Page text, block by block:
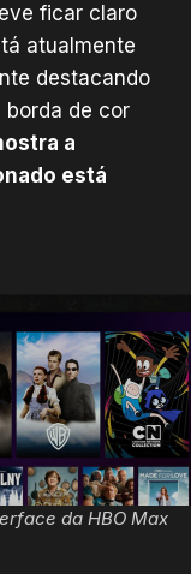
ficar claro
atualmente
destacando
borda de cor
a
está
da HBO Max